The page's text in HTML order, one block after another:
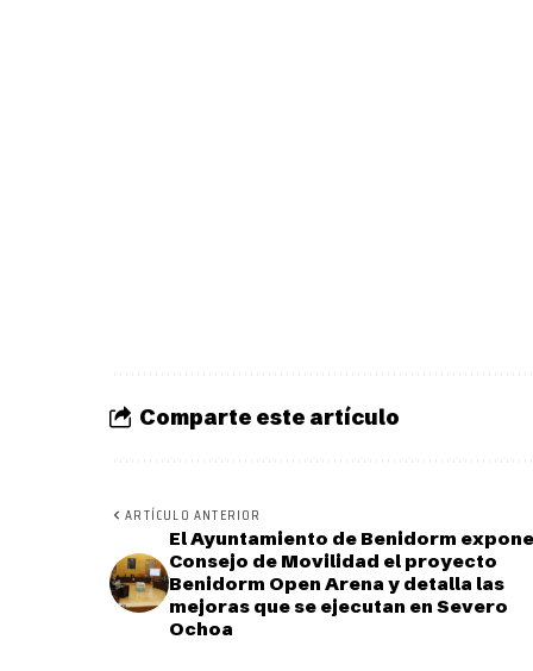
Comparte este artículo
ARTÍCULO ANTERIOR
El Ayuntamiento de Benidorm
Consejo de Movilidad el proyecto
Benidorm Open Arena y detalla las
mejoras que se ejecutan en Severo
Ochoa